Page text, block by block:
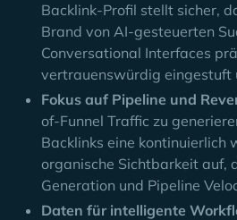
Backlink-Profil stellt sicher,
Brand von AI-gesteuerten
Conversational Interfaces
vertrauenswürdig eingestuft
Fokus auf Pipeline und
of-Funnel Traffic zu
Backlinks eine kontinuierlich
organische Sichtbarkeit auf,
Generation und Pipeline
Daten für intelligente